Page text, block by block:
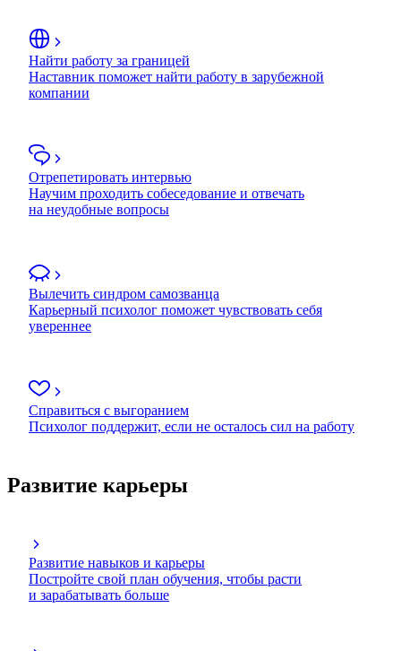
Найти работу за границей
Наставник поможет найти работу в зарубежной
компании
Отрепетировать интервью
Научим проходить собеседование и отвечать
на неудобные вопросы
Вылечить синдром самозванца
Карьерный психолог поможет чувствовать себя
увереннее
Справиться с выгоранием
Психолог поддержит, если не осталось сил на работу
Развитие карьеры
Развитие навыков и карьеры
Постройте свой план обучения, чтобы расти
и зарабатывать больше